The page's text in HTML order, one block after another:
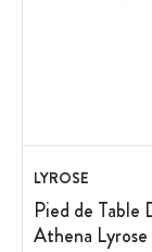
LYROSE
Pied de
Athena Lyrose